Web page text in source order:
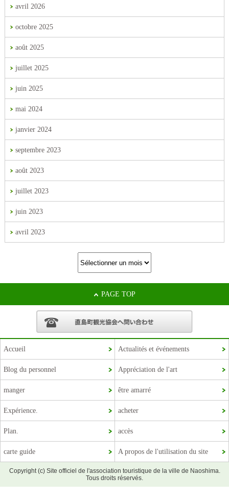
avril 2026
octobre 2025
août 2025
juillet 2025
juin 2025
mai 2024
janvier 2024
septembre 2023
août 2023
juillet 2023
juin 2023
avril 2023
PAGE TOP
Accueil Actualités et événements
Blog du personnel Appréciation de l'art
manger être amarré
Expérience. acheter
Plan. accès
carte guide A propos de l'utilisation du site
Copyright (c) Site officiel de l'association touristique de la ville de Naoshima.
Tous droits réservés.